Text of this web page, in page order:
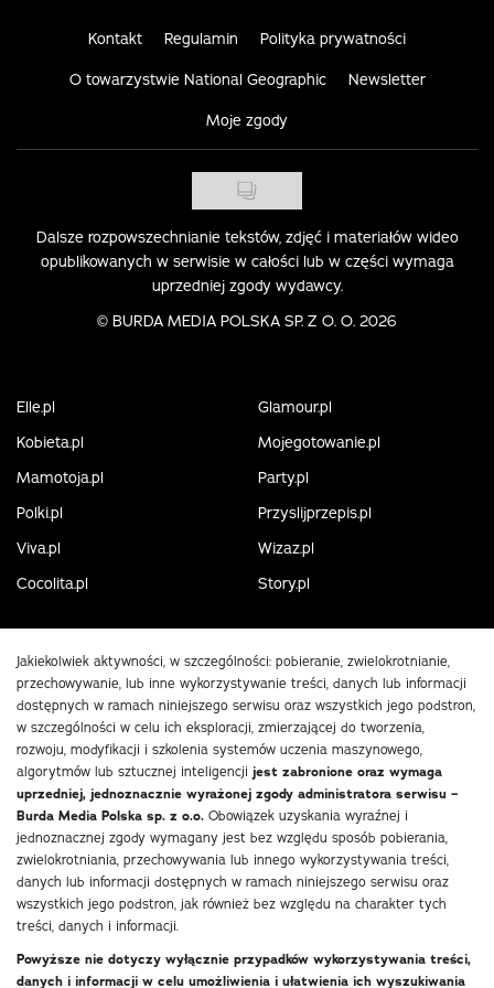
Kontakt Regulamin Polityka prywatności
O towarzystwie National Geographic Newsletter
Moje zgody
Dalsze rozpowszechnianie tekstów, zdjęć i materiałów wideo
opublikowanych w serwisie w całości lub w części wymaga
uprzedniej zgody wydawcy.
© BURDA MEDIA POLSKA SP. Z O. O. 2026
Elle.pl
Glamour.pl
Kobieta.pl
Mojegotowanie.pl
Mamotoja.pl
Party.pl
Polki.pl
Przyslijprzepis.pl
Viva.pl
Wizaz.pl
Cocolita.pl
Story.pl
Jakiekolwiek aktywności, w szczególności: pobieranie, zwielokrotnianie,
przechowywanie, lub inne wykorzystywanie treści, danych lub informacji
dostępnych w ramach niniejszego serwisu oraz wszystkich jego podstron,
w szczególności w celu ich eksploracji, zmierzającej do tworzenia,
rozwoju, modyfikacji i szkolenia systemów uczenia maszynowego,
algorytmów lub sztucznej inteligencji jest zabronione oraz wymaga
uprzedniej, jednoznacznie wyrażonej zgody administratora serwisu –
Burda Media Polska sp. z o.o. Obowiązek uzyskania wyraźnej i
jednoznacznej zgody wymagany jest bez względu sposób pobierania,
zwielokrotniania, przechowywania lub innego wykorzystywania treści,
danych lub informacji dostępnych w ramach niniejszego serwisu oraz
wszystkich jego podstron, jak również bez względu na charakter tych
treści, danych i informacji.
Powyższe nie dotyczy wyłącznie przypadków wykorzystywania treści,
danych i informacji w celu umożliwienia i ułatwienia ich wyszukiwania